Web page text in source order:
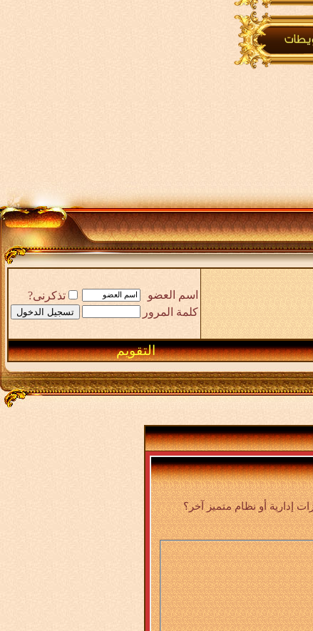
اسم العضو
تذكرنى?
كلمة المرور
التقويم
إدارية أو نظام متميز آخر؟